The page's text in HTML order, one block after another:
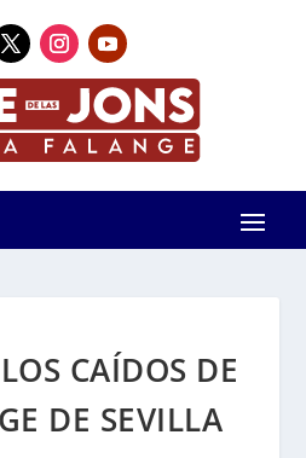
CAÍDOS DE
DE SEVILLA